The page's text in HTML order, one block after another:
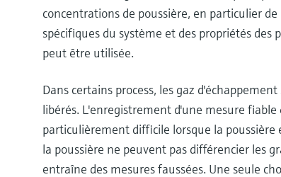
concentrations de poussière, en particulier
spécifiques du système et des propriétés
peut être utilisée.
Dans certains process, les gaz
libérés. L'enregistrement d'une mesure
particulièrement difficile lorsque la poussière
la poussière ne peuvent pas différencier les
entraîne des mesures faussées. Une seule